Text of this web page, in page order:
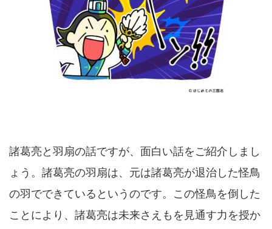
諸葛亮と羽扇の話ですが、面白い話をご紹介しまし
ょう。諸葛亮の羽扇は、元は諸葛亮が退治した怪鳥
の羽でできているというのです。この怪鳥を倒した
ことにより、諸葛亮は未来さえもを見通す力を授か